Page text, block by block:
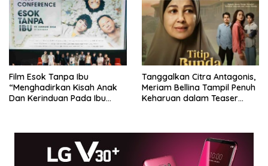
Film Esok Tanpa Ibu
“Menghadirkan Kisah Anak
Dan Kerinduan Pada Ibu
Tanggalkan Citra Antagonis,
Meriam Bellina Tampil Penuh
Keharuan dalam Teaser